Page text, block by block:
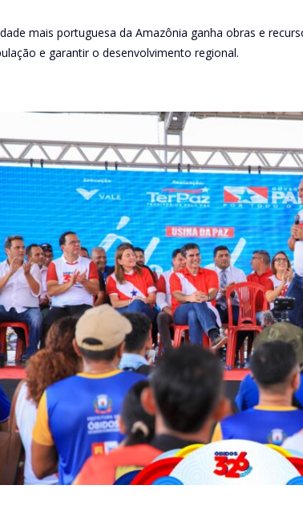
mais portuguesa da Amazônia ganha obras e
e garantir o desenvolvimento regional.